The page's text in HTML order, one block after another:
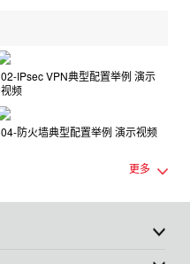
02-IPsec VPN典型配置举例 演示
视频
04-防火墙典型配置举例 演示视频
更多